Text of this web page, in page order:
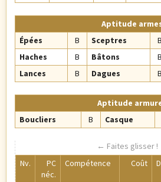
Aptitude
Épées
B Sceptres B
Haches
B Bâtons B
Lances
B Dagues B
Aptitude
Boucliers
B Casque
Nv.
PC
néc.
Compétence Coût